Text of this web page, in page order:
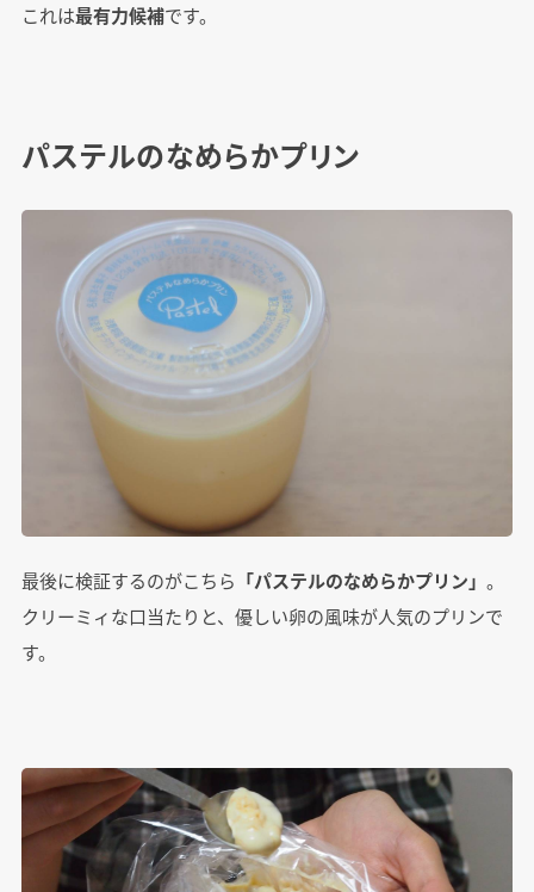
これは最有力候補です。
パステルのなめらかプリン
最後に検証するのがこちら 「パステルのなめらかプリン」 。
クリーミィな口当たりと、優しい卵の風味が人気のプリンで
す。